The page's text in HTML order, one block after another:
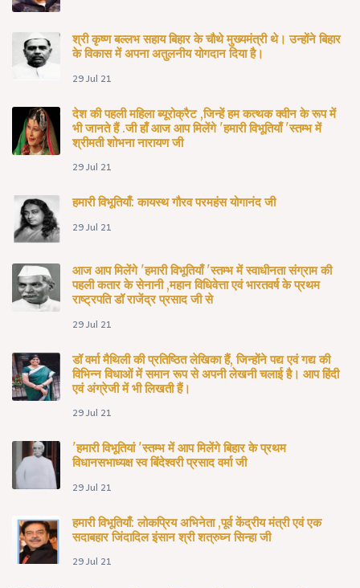
श्री कृष्ण बल्लभ सहाय बिहार के चौथे मुख्यमंत्री थे। उन्होंने बिहार
के विकास में अपना अतुलनीय योगदान दिया है।
29 Jul 21
देश की पहली महिला ब्यूरोक्रैट ,जिन्हें हम कत्थक क्वीन के रूप में
भी जानते हैं .जी हाँ आज आप मिलेंगे 'हमारी विभूतियाँ 'स्तम्भ में
श्रीमती शोभना नारायण जी
29 Jul 21
हमारी विभूतियाँ: कायस्थ गौरव परमहंस योगानंद जी
29 Jul 21
आज आप मिलेंगे 'हमारी विभूतियाँ 'स्तम्भ में स्वाधीनता संग्राम की
पहली कतार के सेनानी ,महान विधिवेत्ता एवं भारतवर्ष के प्रथम
राष्ट्रपति डॉ राजेंद्र प्रसाद जी से
29 Jul 21
डॉ वर्मा मैथिली की प्रतिष्ठित लेखिका हैं, जिन्होंने पद्य एवं गद्य की
विभिन्न विधाओं में समान रूप से अपनी लेखनी चलाई है। आप हिंदी
एवं अंग्रेजी में भी लिखती हैं।
29 Jul 21
'हमारी विभूतियां 'स्तम्भ में आप मिलेंगे बिहार के प्रथम
विधानसभाध्यक्ष स्व बिंदेश्वरी प्रसाद वर्मा जी
29 Jul 21
हमारी विभूतियाँ: लोकप्रिय अभिनेता ,पूर्व केंद्रीय मंत्री एवं एक
सदाबहार जिंदादिल इंसान श्री शत्रुघ्न सिन्हा जी
29 Jul 21